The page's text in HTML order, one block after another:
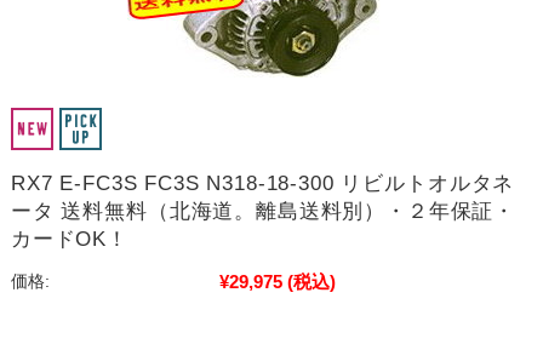
RX7 E-FC3S FC3S N318-18-300 リビルトオルタネ
ータ 送料無料（北海道。離島送料別）・２年保証・
カードOK！
価格: ¥29,975 (税込)